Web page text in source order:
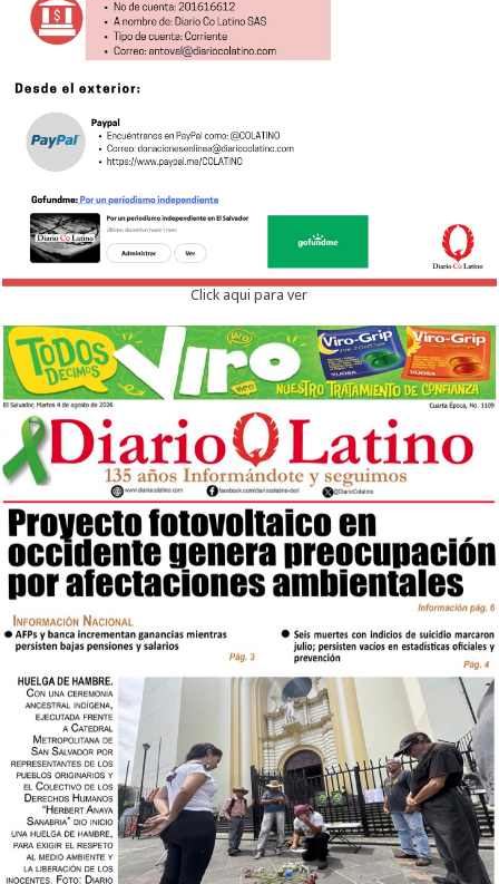
Click aqui para ver